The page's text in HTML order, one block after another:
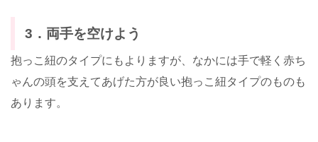
3．両手を空けよう
抱っこ紐のタイプにもよりますが、なかには手で軽く赤ち
ゃんの頭を支えてあげた方が良い抱っこ紐タイプのものも
あります。